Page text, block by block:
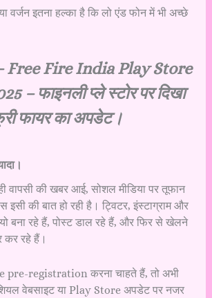
वर्जन इतना हल्का है कि लो एंड फोन में भी अच्छे
Free Fire India Play Store
– फाइनली प्ले स्टोर पर दिखा
फायर का अपडेट।
वापसी की खबर आई, सोशल मीडिया पर तूफान
की बात हो रही है। ट्विटर, इंस्टाग्राम और
बना रहे हैं, पोस्ट डाल रहे हैं, और फिर से खेलने
कर रहे हैं।
pre-registration करना चाहते हैं, तो अभी
वेबसाइट या Play Store अपडेट पर नजर